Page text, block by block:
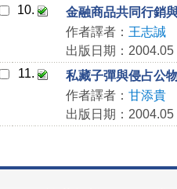
10.
金融商品共同行銷
作者譯者： 王志誠
出版日期：2004.05
11.
私藏子彈與侵占公
作者譯者： 甘添貴
出版日期：2004.05